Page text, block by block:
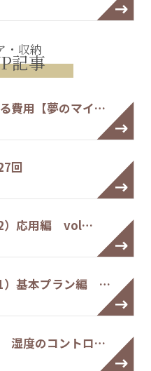
・収納
記事
費用【夢のマイ…
回
2）応用編 vol…
）基本プラン編 …
湿度のコントロ…